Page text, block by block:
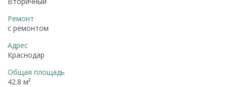
Ремонт
с ремонтом
Адрес
Краснодар
Общая площадь
42.8 м²